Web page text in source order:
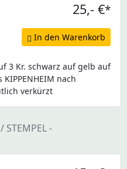
25,- €*
In den Warenkorb
3 Kr. schwarz auf gelb auf
nach
verkürzt
STEMPEL -